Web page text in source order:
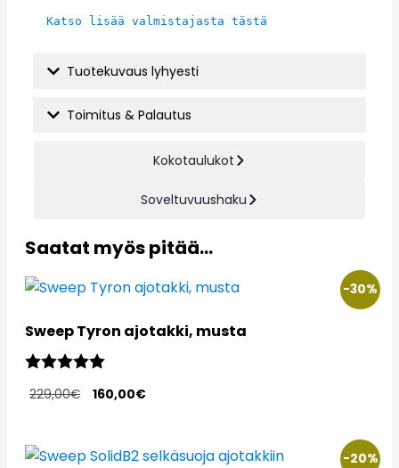
Katso lisää valmistajasta tästä
Tuotekuvaus lyhyesti
Toimitus & Palautus
Kokotaulukot
Soveltuvuushaku
Saatat myös pitää...
-30%
Sweep Tyron ajotakki, musta
Arvio:
229,00€ 160,00€
-20%